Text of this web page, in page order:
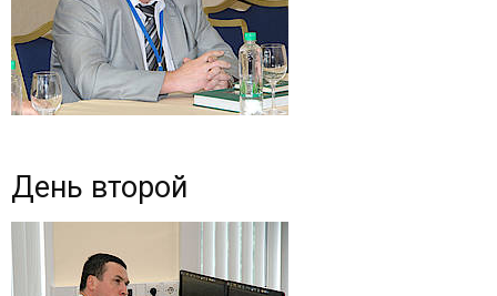
День второй